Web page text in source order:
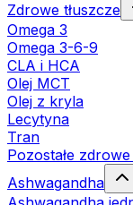
Zdrowe tłuszcze
Omega 3
Omega 3-6-9
CLA i HCA
Olej MCT
Olej z kryla
Lecytyna
Tran
Pozostałe
Ashwagandha